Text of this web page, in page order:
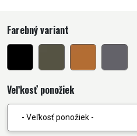
Farebný variant
Veľkosť ponožiek
- Veľkosť ponožiek -